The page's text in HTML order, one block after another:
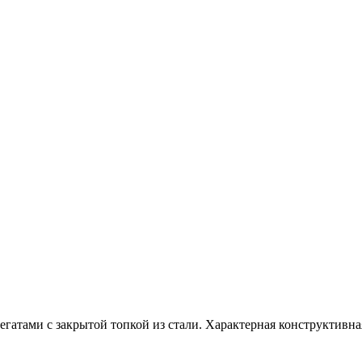
с закрытой топкой из стали. Характерная